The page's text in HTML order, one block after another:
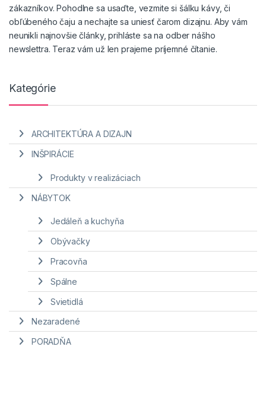
zákazníkov. Pohodlne sa usaďte, vezmite si šálku kávy, či
obľúbeného čaju a nechajte sa uniesť čarom dizajnu. Aby vám
neunikli najnovšie články, prihláste sa na odber nášho
newslettra. Teraz vám už len prajeme príjemné čítanie.
Kategórie
ARCHITEKTÚRA A DIZAJN
INŠPIRÁCIE
Produkty v realizáciach
NÁBYTOK
Jedáleň a kuchyňa
Obývačky
Pracovňa
Spálne
Svietidlá
Nezaradené
PORADŇA